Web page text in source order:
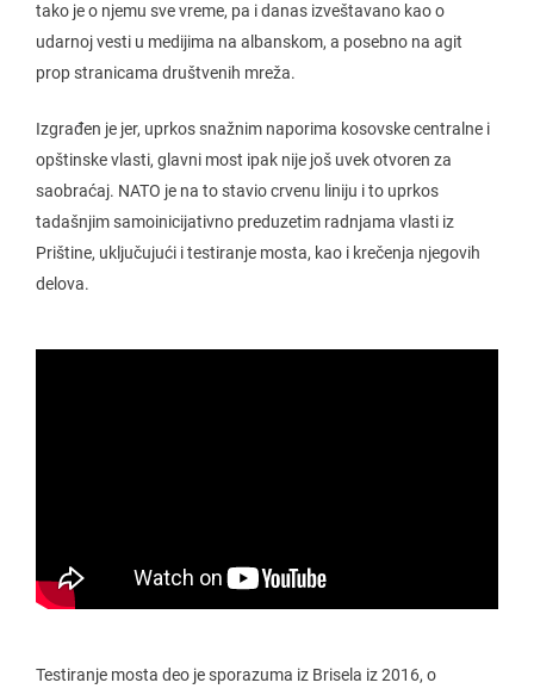
tako je o njemu sve vreme, pa i danas izveštavano kao o
udarnoj vesti u medijima na albanskom, a posebno na agit
prop stranicama društvenih mreža.
Izgrađen je jer, uprkos snažnim naporima kosovske centralne i
opštinske vlasti, glavni most ipak nije još uvek otvoren za
saobraćaj. NATO je na to stavio crvenu liniju i to uprkos
tadašnjim samoinicijativno preduzetim radnjama vlasti iz
Prištine, uključujući i testiranje mosta, kao i krečenja njegovih
delova.
Testiranje mosta deo je sporazuma iz Brisela iz 2016, o